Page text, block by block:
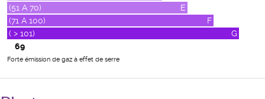
(51 A 70)
E
(71 A 100)
F
( > 101)
G
69
Forte émission de gaz à effet de serre